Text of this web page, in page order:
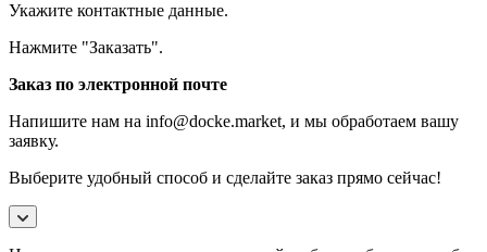
Укажите контактные данные.
Нажмите "Заказать".
Заказ по электронной почте
Напишите нам на info@docke.market, и мы обработаем вашу
заявку.
Выберите удобный способ и сделайте заказ прямо сейчас!